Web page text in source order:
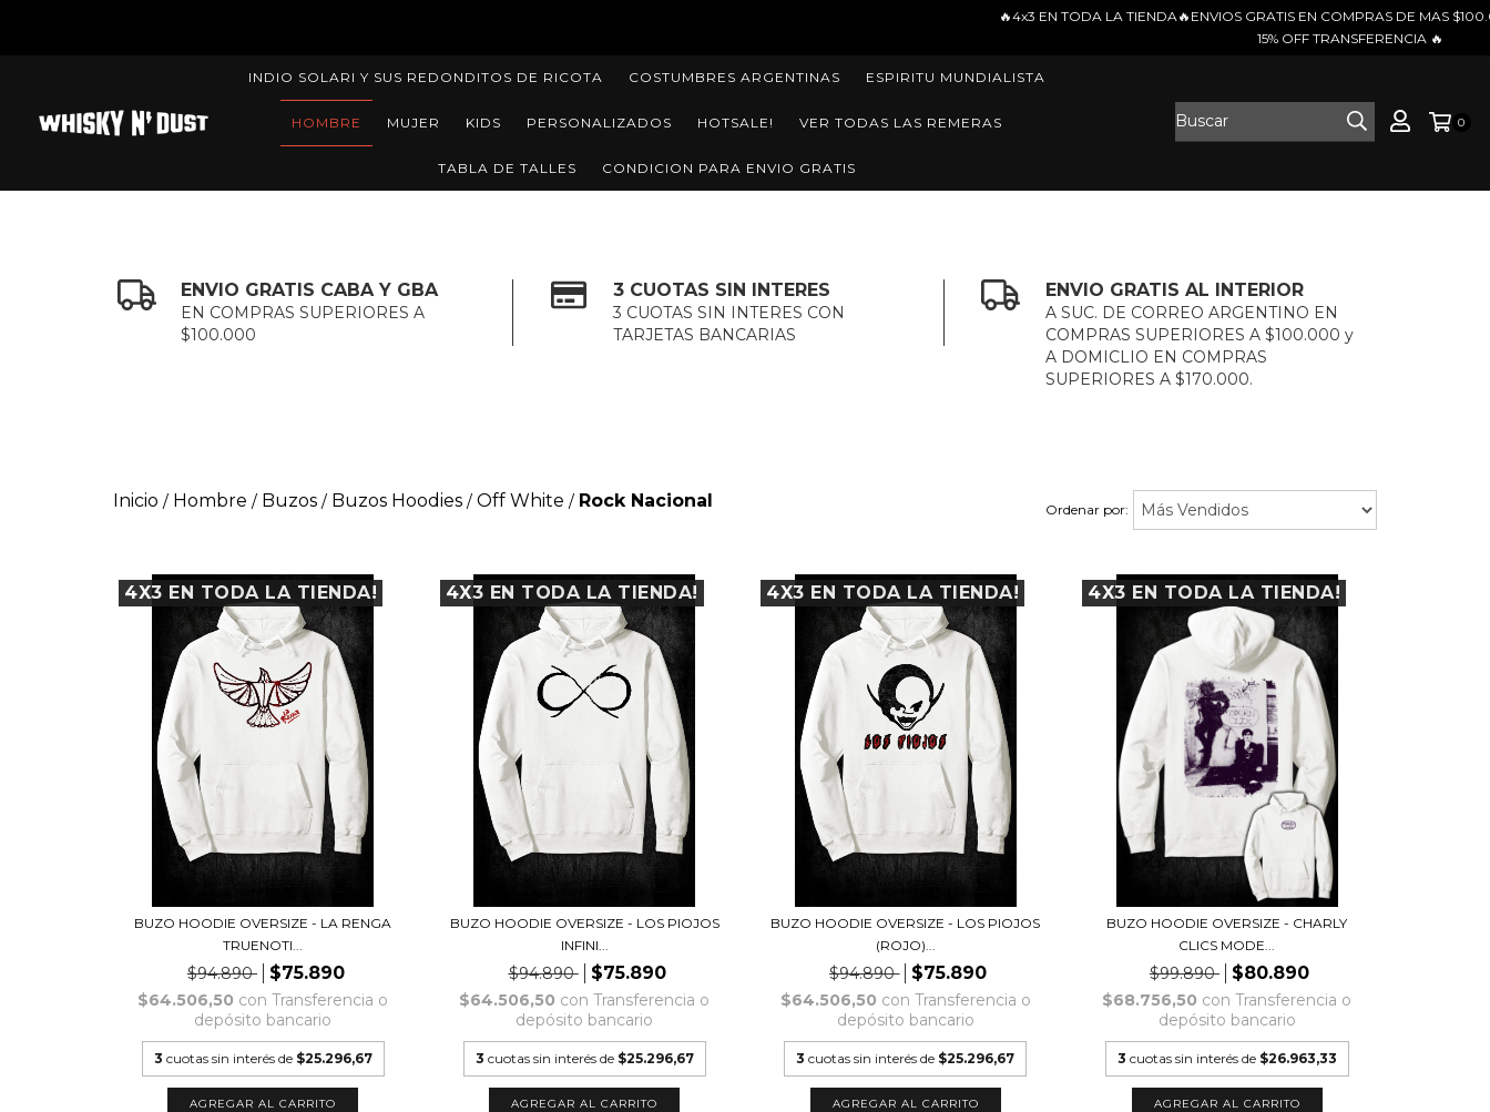
🔥4x3 EN TODA LA TIENDA🔥ENVIOS GRATIS EN COMPRAS DE MAS $100.000📢3 CUOTAS SIN INTERES 📢
INDIO SOLARI Y SUS REDONDITOS DE RICOTA COSTUMBRES ARGENTINAS ESPIRITU MUNDIALISTA
HOMBRE MUJER KIDS PERSONALIZADOS HOTSALE! VER TODAS LAS REMERAS
TABLA DE TALLES CONDICION PARA ENVIO GRATIS
0
ENVIO GRATIS CABA Y GBA
EN COMPRAS SUPERIORES A
$100.000
3 CUOTAS SIN INTERES
3 CUOTAS SIN INTERES CON
TARJETAS BANCARIAS
ENVIO GRATIS AL INTERIOR
A SUC. DE CORREO ARGENTINO EN
COMPRAS SUPERIORES A $100.000 y
A DOMICLIO EN COMPRAS
SUPERIORES A $170.000.
Inicio / Hombre / Buzos / Buzos Hoodies / Off White / Rock Nacional Ordenar por:
4X3 EN TODA LA TIENDA!
BUZO HOODIE OVERSIZE - LA RENGA
TRUENOTI...
$94.890 $75.890
$64.506,50 con Transferencia o
depósito bancario
3 cuotas sin interés de $25.296,67
AGREGAR AL CARRITO
4X3 EN TODA LA TIENDA!
BUZO HOODIE OVERSIZE - LOS PIOJOS
INFINI...
$94.890 $75.890
$64.506,50 con Transferencia o
depósito bancario
3 cuotas sin interés de $25.296,67
AGREGAR AL CARRITO
4X3 EN TODA LA TIENDA!
BUZO HOODIE OVERSIZE - LOS PIOJOS
(ROJO)...
$94.890 $75.890
$64.506,50 con Transferencia o
depósito bancario
3 cuotas sin interés de $25.296,67
AGREGAR AL CARRITO
4X3 EN TODA LA TIENDA!
BUZO HOODIE OVERSIZE - CHARLY
CLICS MODE...
$99.890 $80.890
$68.756,50 con Transferencia o
depósito bancario
3 cuotas sin interés de $26.963,33
AGREGAR AL CARRITO